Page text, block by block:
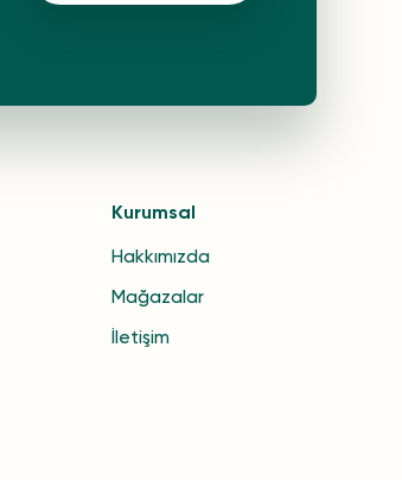
Kurumsal
Hakkımızda
Mağazalar
İletişim